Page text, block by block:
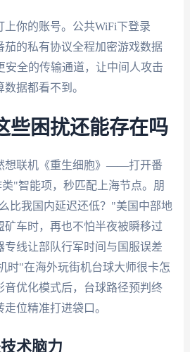
上你的账号。公共WiFi下登录
茄的私有协议全程加密游戏数据
安全的传输通道，让中间人攻击
据都看不到。
些困扰还能存在吗
想联机《重生细胞》——打开番
"智能项，秒匹配上海节点。朋
比我国内延迟还低？"美国中部地
矿车时，再也不怕半夜被瞬移过
专线让部队行军时间与国服误差
时"在海外玩街机台球大师很卡怎
音优化模式后，台球路径预判终
位精准打进袋口。
术脑力